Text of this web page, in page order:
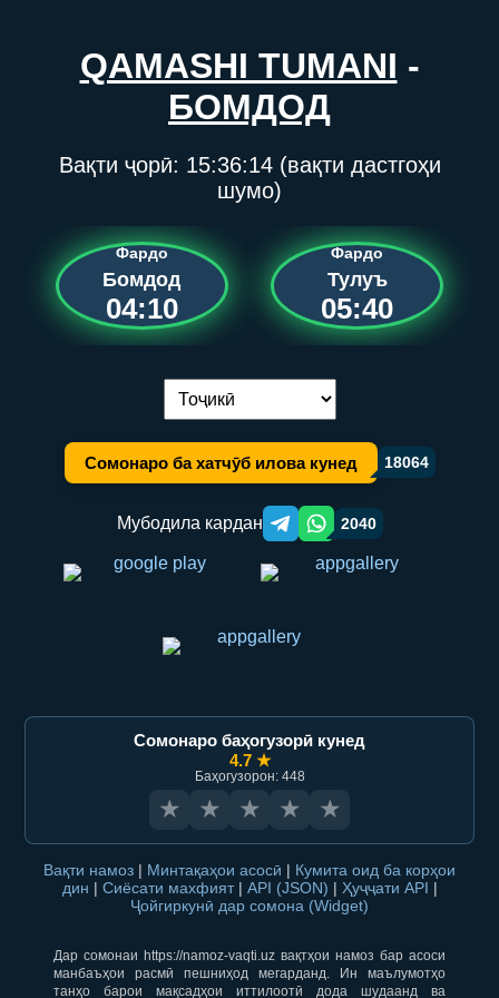
QAMASHI TUMANI -
БОМДОД
Вақти ҷорӣ: 15:36:14(вақти дастгоҳи
шумо)
Фардо
Бомдод
04:10
Фардо
Тулуъ
05:40
Иваз кардани забон:
Сомонаро ба хатчӯб илова кунед 18064
Мубодила кардан Telegram orqali ulashish
WhatsApp orqali ulashish
2040
Сомонаро баҳогузорӣ кунед
4.7 ★
Баҳогузорон: 448
★ ★ ★ ★ ★
Вақти намоз | Минтақаҳои асосӣ | Кумита оид ба корҳои
дин | Сиёсати махфият | API (JSON) | Ҳуҷҷати API |
Ҷойгиркунӣ дар сомона (Widget)
Дар сомонаи https://namoz-vaqti.uz вақтҳои намоз бар асоси
манбаъҳои расмӣ пешниҳод мегарданд. Ин маълумотҳо
танҳо барои мақсадҳои иттилоотӣ дода шудаанд ва